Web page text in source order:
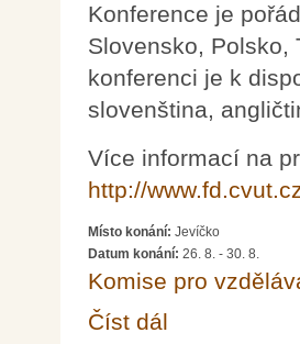
Konference je
Slovensko, Polsko,
konferenci je k
slovenština,
Více informací na
http://
Místo konání: Jevíčko
Datum konání: 26. 8. - 30. 8.
Komise pro
Číst dál